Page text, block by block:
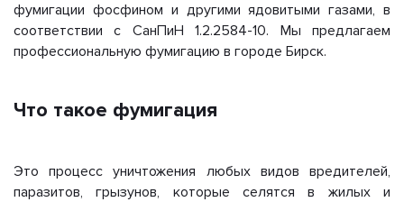
фумигации фосфином и другими ядовитыми газами, в
соответствии с СанПиН 1.2.2584-10. Мы предлагаем
профессиональную фумигацию в городе Бирск.
Что такое фумигация
Это процесс уничтожения любых видов вредителей,
паразитов, грызунов, которые селятся в жилых и